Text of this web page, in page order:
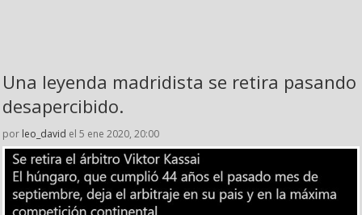
Una leyenda madridista se retira pasando
desapercibido.
por leo_david el 5 ene 2020, 20:00